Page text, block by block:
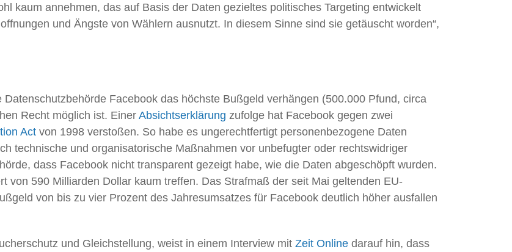
kaum annehmen, das auf Basis der Daten gezieltes politisches Targeting entwickelt
und Ängste von Wählern ausnutzt. In diesem Sinne sind sie getäuscht worden“,
Facebook das höchste Bußgeld verhängen (500.000 Pfund, circa
Recht möglich ist. EinerAbsichtserklärung zufolge hat Facebook gegen zwei
Act von 1998 verstoßen. So habe es ungerechtfertigt personenbezogene Daten
technische und organisatorische Maßnahmen vor unbefugter oder rechtswidriger
dass Facebook nicht transparent gezeigt habe, wie die Daten abgeschöpft wurden.
von 590 Milliarden Dollar kaum treffen. Das Strafmaß der seit Mai geltenden EU-
von bis zu vier Prozent des Jahresumsatzes für Facebook deutlich höher ausfallen
und Gleichstellung, weist in einem Interview mit Zeit Online darauf hin, dass